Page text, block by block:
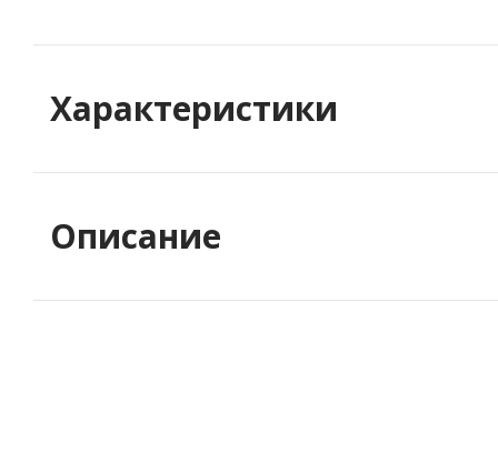
Характеристики
Описание